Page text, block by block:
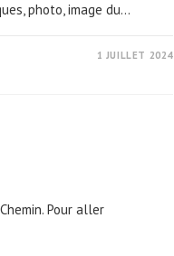
photo, image du…
1 JUILLET 2024
Pour aller